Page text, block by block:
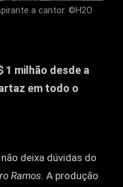
a cantor. ©H2O
1 milhão desde a
em todo o
não deixa dúvidas do
Ramos. A produção